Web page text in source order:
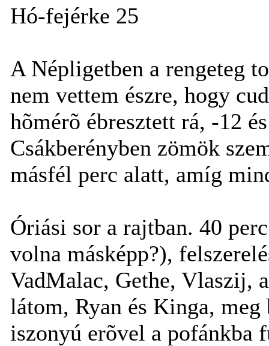
Hó-fejérke 25
A Népligetben a rengeteg
nem vettem észre, hogy
hõmérõ ébresztett rá, -12
Csákberényben zömök
másfél perc alatt, amíg
Óriási sor a rajtban. 40
volna másképp?),
VadMalac, Gethe, Vlaszij,
látom, Ryan és Kinga,
iszonyú erõvel a pofánkba